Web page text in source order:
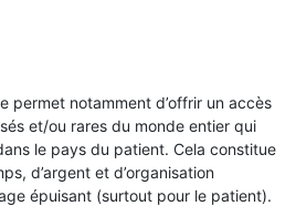
permet notamment d’offrir un accès
et/ou rares du monde entier qui
le pays du patient. Cela constitue
d’argent et d’organisation
épuisant (surtout pour le patient).